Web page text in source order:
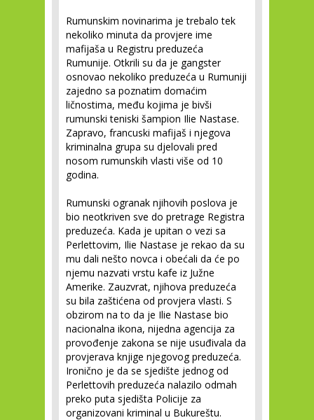
Rumunskim novinarima je trebalo tek
nekoliko minuta da provjere ime
mafijaša u Registru preduzeća
Rumunije. Otkrili su da je gangster
osnovao nekoliko preduzeća u Rumuniji
zajedno sa poznatim domaćim
ličnostima, među kojima je bivši
rumunski teniski šampion Ilie Nastase.
Zapravo, francuski mafijaš i njegova
kriminalna grupa su djelovali pred
nosom rumunskih vlasti više od 10
godina.
Rumunski ogranak njihovih poslova je
bio neotkriven sve do pretrage Registra
preduzeća. Kada je upitan o vezi sa
Perlettovim, Ilie Nastase je rekao da su
mu dali nešto novca i obećali da će po
njemu nazvati vrstu kafe iz Južne
Amerike. Zauzvrat, njihova preduzeća
su bila zaštićena od provjera vlasti. S
obzirom na to da je Ilie Nastase bio
nacionalna ikona, nijedna agencija za
provođenje zakona se nije usuđivala da
provjerava knjige njegovog preduzeća.
Ironično je da se sjedište jednog od
Perlettovih preduzeća nalazilo odmah
preko puta sjedišta Policije za
organizovani kriminal u Bukureštu.